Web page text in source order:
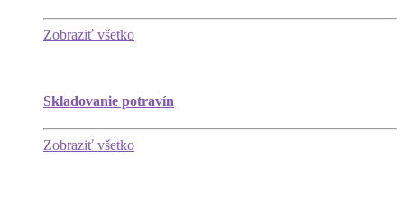
Zobraziť všetko
Skladovanie potravín
Zobraziť všetko